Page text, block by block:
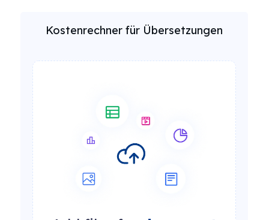
Kostenrechner für Übersetzungen